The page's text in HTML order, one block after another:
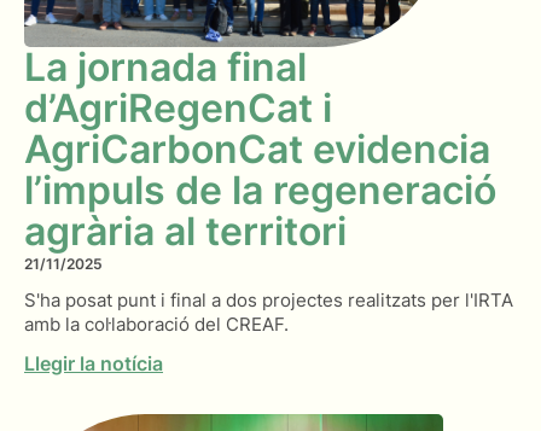
La jornada final
d’AgriRegenCat i
AgriCarbonCat evidencia
l’impuls de la regeneració
agrària al territori
21/11/2025
S'ha posat punt i final a dos projectes realitzats per l'IRTA
amb la col·laboració del CREAF.
Llegir la notícia